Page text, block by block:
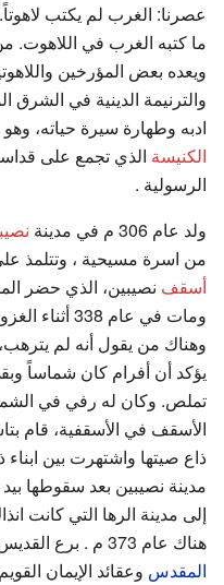
عصرنا: الغرب لم يكتب
ما كتبه الغرب في اللاهوت.
ويعده بعض المؤرخين
والترنيمة الدينية في
ادبه وطهارة سيرة حياته،
الكنيسة الذي تجمع على
الرسولية .
ولد عام 306 م في مدينة
من اسرة مسيحية ، وتتلمذ
أسقف نصيبين، الذي حضر
ومات في عام
وهناك من يقول أنه لم يترهب،
يؤكد أن أفرام كان شماساً
تملص. وكان له رفي في
الأسقف في الأسقفية، قام
ذاع صيتها واشتهرت بين
إلى مدينة الرها التي كانت
هناك عام 373 م . برع القديس افرام السرياني بتفسير
المقدس وعقائد الإيمان